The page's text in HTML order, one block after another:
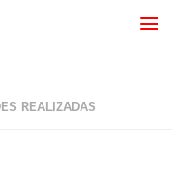
REALIZADAS